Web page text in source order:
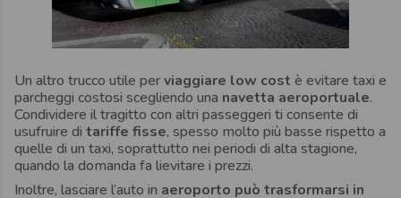
Un altro trucco utile perviaggiare low cost è evitare taxi e
parcheggi costosi scegliendo una navetta aeroportuale.
Condividere il tragitto con altri passeggeri ti consente di
usufruire di tariffe fisse, spesso molto più basse rispetto a
quelle di un taxi, soprattutto nei periodi di alta stagione,
quando la domanda fa lievitare i prezzi.
Inoltre, lasciare l’auto in aeroporto può trasformarsi in